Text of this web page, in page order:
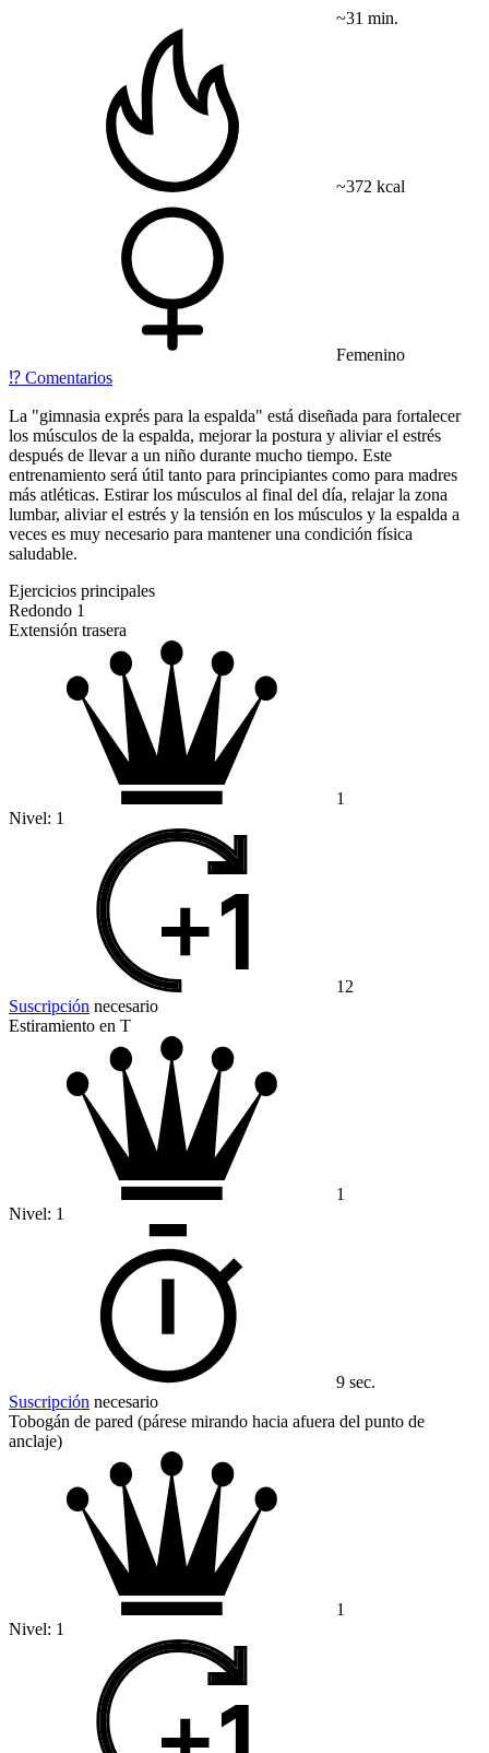
~31 min.
~372 kcal
Femenino
⁉️ Comentarios
La "gimnasia exprés para la espalda" está diseñada para fortalecer
los músculos de la espalda, mejorar la postura y aliviar el estrés
después de llevar a un niño durante mucho tiempo. Este
entrenamiento será útil tanto para principiantes como para madres
más atléticas. Estirar los músculos al final del día, relajar la zona
lumbar, aliviar el estrés y la tensión en los músculos y la espalda a
veces es muy necesario para mantener una condición física
saludable.
Ejercicios principales
Redondo 1
Extensión trasera
1
Nivel: 1
12
Suscripción necesario
Estiramiento en T
1
Nivel: 1
9 sec.
Suscripción necesario
Tobogán de pared (párese mirando hacia afuera del punto de
anclaje)
1
Nivel: 1